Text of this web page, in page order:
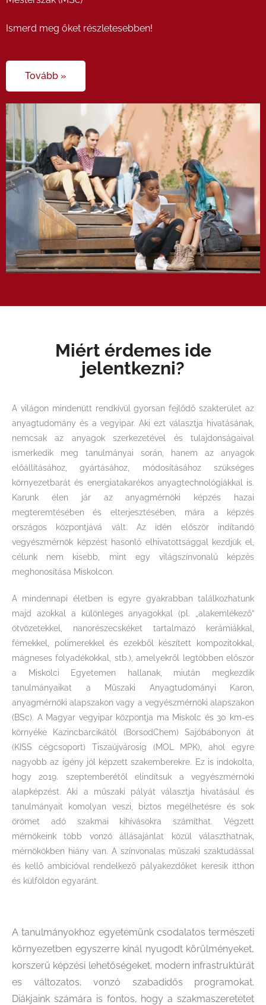
Ismerd meg őket részletesebben!
Tovább »
Miért érdemes ide
jelentkezni?
A világon mindenütt rendkívül gyorsan fejlődő szakterület az
anyagtudomány és a vegyipar. Aki ezt választja hivatásának,
nemcsak az anyagok szerkezetével és tulajdonságaival
ismerkedik meg tanulmányai során, hanem az anyagok
előállításához, gyártásához, módosításához szükséges
környezetbarát és energiatakarékos anyagtechnológiákkal is.
Karunk élen jár az anyagmérnöki képzés hazai
megteremtésében és elterjesztésében, mára a képzés
országos központjává vált. Az idén először indítandó
vegyészmérnök képzést hasonló elhivatottsággal kezdjük el,
célunk nem kisebb, mint egy világszínvonalú képzés
meghonosítása Miskolcon.
A mindennapi életben is egyre gyakrabban találkozhatunk
majd azokkal a különleges anyagokkal (pl. „alakemlékező”
ötvözetekkel, nanorészecskéket tartalmazó kerámiákkal,
fémekkel, polimerekkel és ezekből készített kompozitokkal,
mágneses folyadékokkal, stb.), amelyekről legtöbben először
a Miskolci Egyetemen hallanak, miután megkezdik
tanulmányaikat a Műszaki Anyagtudományi Karon,
anyagmérnöki alapszakon vagy a vegyészmérnöki alapszakon
(BSc). A Magyar vegyipar központja ma Miskolc és 30 km-es
környéke Kazincbarcikától (BorsodChem) Sajóbábonyon át
(KISS cégcsoport) Tiszaújvárosig (MOL MPK), ahol egyre
nagyobb az igény jól képzett szakemberekre. Ez is indokolta,
hogy 2019. szeptemberétől elindítsuk a vegyészmérnöki
alapképzést. Aki a műszaki pályát választja hivatásául és
tanulmányait komolyan veszi, biztos megélhetésre és sok
örömet adó szakmai kihívásokra számíthat. Végzett
mérnökeink több vonzó állásajánlat közül választhatnak,
mérnökökben hiány van. A színvonalas műszaki szaktudással
és kellő ambícióval rendelkező pályakezdőket keresik itthon
és külföldön egyaránt.
A tanulmányokhoz egyetemünk csodalatos természeti
környezetben egyszerre kínál nyugodt körülményeket,
korszerű képzési lehetőségeket, modern infrastruktúrát
es változatos, vonzó szabadidős programokat.
Diákjaink számára is fontos, hogy a szakmaszeretetet